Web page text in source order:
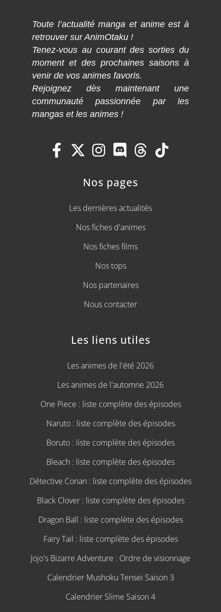
Toute l’actualité manga et anime est à
retrouver sur AnimOtaku !
Tenez-vous au courant des sorties du
moment et des prochaines saisons à
venir de vos animes favoris.
Rejoignez dès maintenant une
communauté passionnée par les
mangas et les animes !
Nos pages
Les dernières actualités
Nos fiches d'animes
Nos fiches films
Nos tops
Nos partenaires
Nous contacter
Les liens utiles
Les animes de l'été 2026
Les animes de l'automne 2026
One Piece : liste complète des épisodes
Naruto : liste complète des épisodes
Boruto : liste complète des épisodes
Bleach : liste complète des épisodes
Détective Conan : liste complète des épisodes
Black Clover : liste complète des épisodes
Dragon Ball : liste complète des épisodes
Fairy Tail : liste complète des épisodes
Jojo's Bizarre Adventure : Ordre de visionnage
Calendrier Mushoku Tensei Saison 3
Calendrier Slime Saison 4